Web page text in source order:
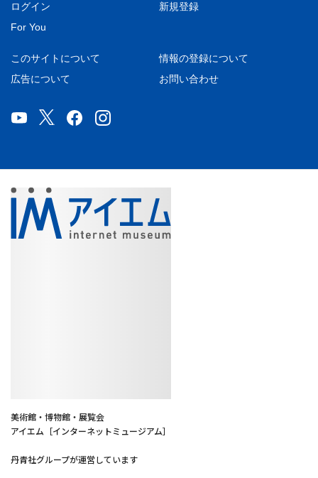
ログイン
新規登録
For You
このサイトについて
情報の登録について
広告について
お問い合わせ
美術館・博物館・展覧会
アイエム［インターネットミュージアム］
丹青社グループが運営しています